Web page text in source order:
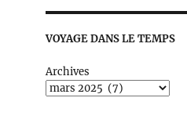
VOYAGE DANS LE TEMPS
Archives